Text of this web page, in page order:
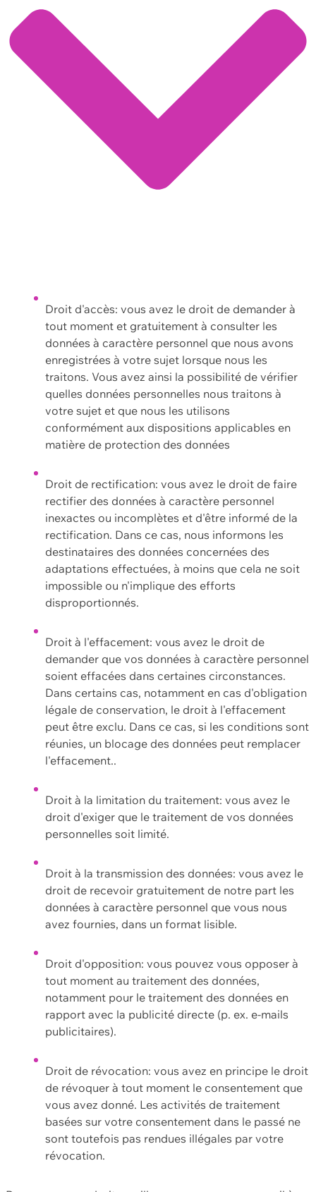
Droit d'accès: vous avez le droit de demander à
tout moment et gratuitement à consulter les
données à caractère personnel que nous avons
enregistrées à votre sujet lorsque nous les
traitons. Vous avez ainsi la possibilité de vérifier
quelles données personnelles nous traitons à
votre sujet et que nous les utilisons
conformément aux dispositions applicables en
matière de protection des données
Droit de rectification: vous avez le droit de faire
rectifier des données à caractère personnel
inexactes ou incomplètes et d'être informé de la
rectification. Dans ce cas, nous informons les
destinataires des données concernées des
adaptations effectuées, à moins que cela ne soit
impossible ou n'implique des efforts
disproportionnés.
Droit à l'effacement: vous avez le droit de
demander que vos données à caractère personnel
soient effacées dans certaines circonstances.
Dans certains cas, notamment en cas d'obligation
légale de conservation, le droit à l'effacement
peut être exclu. Dans ce cas, si les conditions sont
réunies, un blocage des données peut remplacer
l'effacement..
Droit à la limitation du traitement: vous avez le
droit d'exiger que le traitement de vos données
personnelles soit limité.
Droit à la transmission des données: vous avez le
droit de recevoir gratuitement de notre part les
données à caractère personnel que vous nous
avez fournies, dans un format lisible.
Droit d'opposition: vous pouvez vous opposer à
tout moment au traitement des données,
notamment pour le traitement des données en
rapport avec la publicité directe (p. ex. e-mails
publicitaires).
Droit de révocation: vous avez en principe le droit
de révoquer à tout moment le consentement que
vous avez donné. Les activités de traitement
basées sur votre consentement dans le passé ne
sont toutefois pas rendues illégales par votre
révocation.